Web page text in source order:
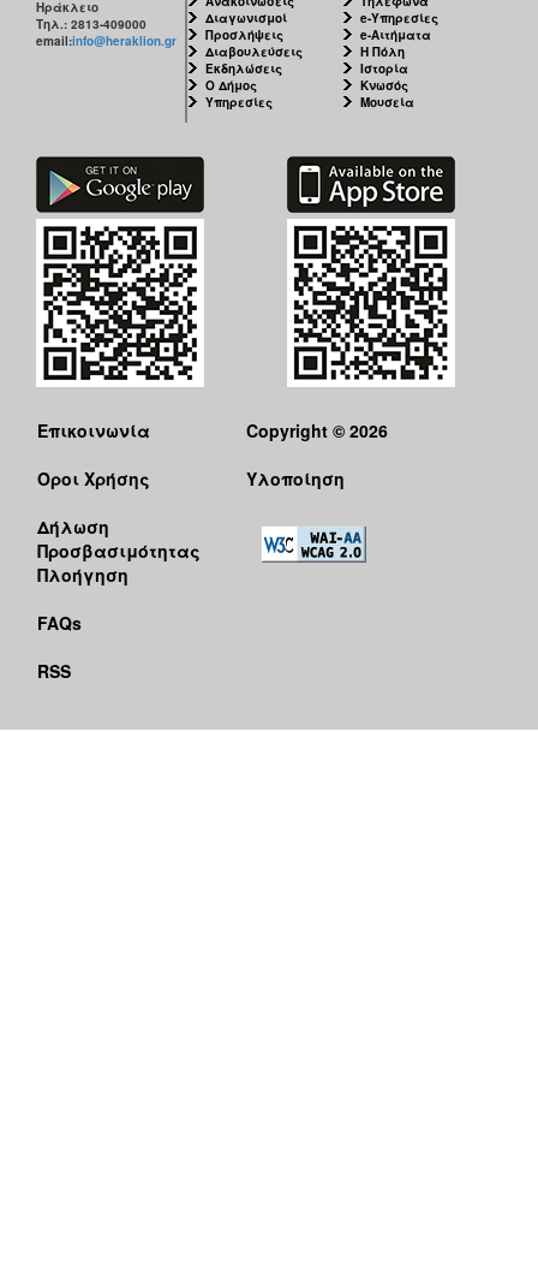
Ηράκλειο
Τηλ.: 2813-409000
email:info@heraklion.gr
Διαγωνισμοί
Προσλήψεις
Διαβουλεύσεις
Εκδηλώσεις
Ο Δήμος
Υπηρεσίες
e-Υπηρεσίες
e-Αιτήματα
Η Πόλη
Ιστορία
Κνωσός
Μουσεία
Επικοινωνία
Όροι Χρήσης
Δήλωση
Προσβασιμότητας
Πλοήγηση
FAQs
RSS
Copyright © 2026
Υλοποίηση